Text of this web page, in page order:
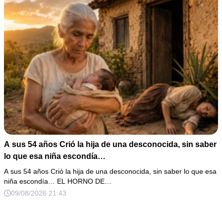
A sus 54 años Crió la hija de una desconocida, sin saber
lo que esa niña escondía…
A sus 54 años Crió la hija de una desconocida, sin saber lo que esa
niña escondía… EL HORNO DE…
09/08/2026 21:43